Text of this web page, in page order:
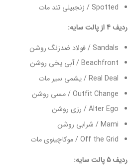
Spotted / زنجبیلی تند مات
ردیف 4 از پالت سایه:
Sandals / فولاد ضدزنگ روشن
Beachfront / آبی یخی روشن
Real Deal / یشمی سیر مات
Outfit Change / مسی روشن
Alter Ego / رزی روشن
Mami / شرابی روشن
Off the Grid / موکاچینوی مات
ردیف 5 پالت سایه: